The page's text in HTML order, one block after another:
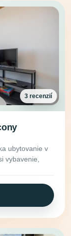
3 recenzií
ubytovanie v
vybavenie,